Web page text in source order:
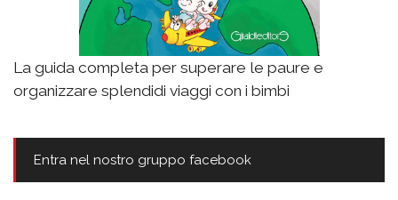
La guida completa per superare le paure e
organizzare splendidi viaggi con i bimbi
Entra nel nostro gruppo facebook